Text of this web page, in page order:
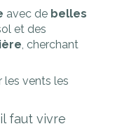
avec de belles
et des
, cherchant
les vents les
il faut vivre